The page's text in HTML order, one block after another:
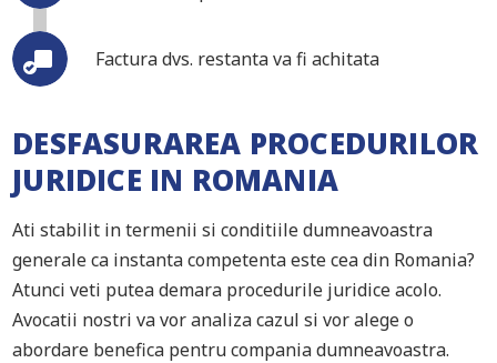
Factura dvs. restanta va fi achitata
DESFASURAREA PROCEDURILOR
JURIDICE IN ROMANIA
Ati stabilit in termenii si conditiile dumneavoastra
generale ca instanta competenta este cea din Romania?
Atunci veti putea demara procedurile juridice acolo.
Avocatii nostri va vor analiza cazul si vor alege o
abordare benefica pentru compania dumneavoastra.